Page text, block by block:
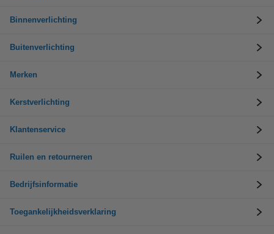
Binnenverlichting
Buitenverlichting
Merken
Kerstverlichting
Klantenservice
Ruilen en retourneren
Bedrijfsinformatie
Toegankelijkheidsverklaring